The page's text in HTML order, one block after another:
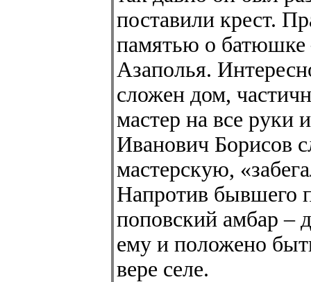
поставили крест.
памятью о батюшке
Азаполья.
сложен дом,
мастер на все руки
Иванович Борисов
мастерскую,
Напротив бывшего
поповский амбар –
ему и положено
вере селе.